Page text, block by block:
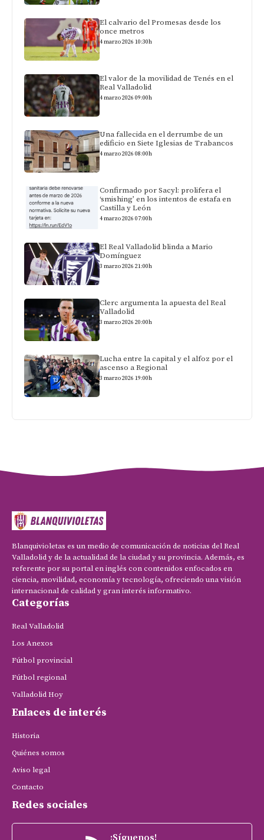
El calvario del Promesas desde los
once metros
4 marzo 2026 10:30h
El valor de la movilidad de Tenés en el
Real Valladolid
4 marzo 2026 09:00h
Una fallecida en el derrumbe de un
edificio en Siete Iglesias de Trabancos
4 marzo 2026 08:00h
Confirmado por Sacyl: prolifera el
‘smishing’ en los intentos de estafa en
Castilla y León
4 marzo 2026 07:00h
El Real Valladolid blinda a Mario
Domínguez
3 marzo 2026 21:00h
Clerc argumenta la apuesta del Real
Valladolid
3 marzo 2026 20:00h
Lucha entre la capital y el alfoz por el
ascenso a Regional
3 marzo 2026 19:00h
Blanquivioletas es un medio de comunicación de noticias del Real
Valladolid y de la actualidad de la ciudad y su provincia. Además, es
referente por su portal en inglés con contenidos enfocados en
ciencia, movilidad, economía y tecnología, ofreciendo una visión
internacional de calidad y gran interés informativo.
Categorías
Real Valladolid
Los Anexos
Fútbol provincial
Fútbol regional
Valladolid Hoy
Enlaces de interés
Historia
Quiénes somos
Aviso legal
Contacto
Redes sociales
¡Síguenos!